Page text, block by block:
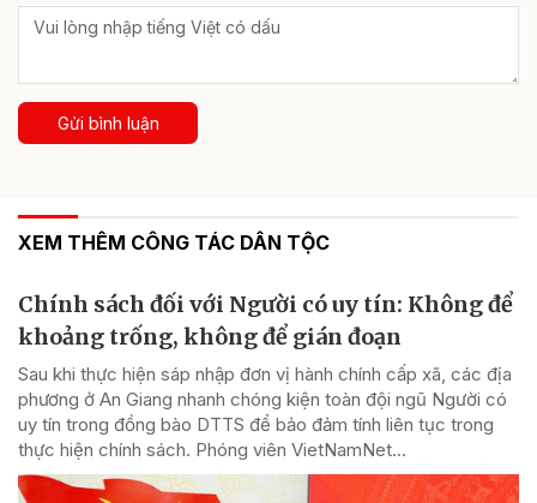
Gửi bình luận
XEM THÊM CÔNG TÁC DÂN TỘC
Chính sách đối với Người có uy tín: Không để
khoảng trống, không để gián đoạn
Sau khi thực hiện sáp nhập đơn vị hành chính cấp xã, các địa
phương ở An Giang nhanh chóng kiện toàn đội ngũ Người có
uy tín trong đồng bào DTTS để bảo đảm tính liên tục trong
thực hiện chính sách. Phóng viên VietNamNet...